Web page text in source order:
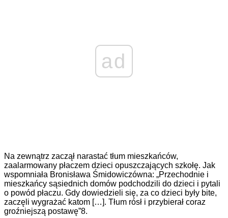
ad
Na zewnątrz zaczął narastać tłum mieszkańców,
zaalarmowany płaczem dzieci opuszczających szkołę. Jak
wspomniała Bronisława Śmidowiczówna: „Przechodnie i
mieszkańcy sąsiednich domów podchodzili do dzieci i pytali
o powód płaczu. Gdy dowiedzieli się, za co dzieci były bite,
zaczęli wygrażać katom […]. Tłum rósł i przybierał coraz
groźniejszą postawę”8.